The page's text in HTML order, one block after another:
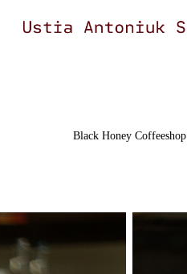
Black Honey Coffeeshop